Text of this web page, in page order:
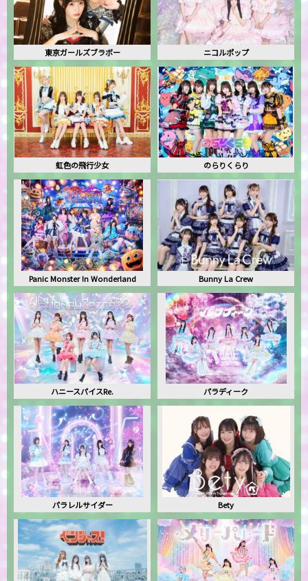
東京ガールズブラボー ニコルポップ
虹色の飛行少女 のらりくらり
Panic Monster !n Wonderland Bunny La Crew
ハニースパイスRe. パラディーク
パラレルサイダー Bety